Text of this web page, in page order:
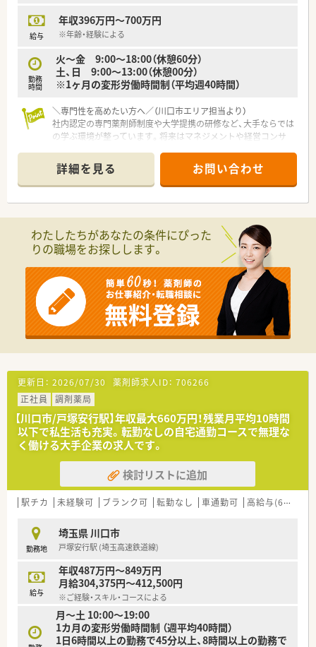
給与
年収396万円～700万円
※年齢・経験による
勤務
時間
火～金 9:00～18:00（休憩60分）
土、日 9:00～13:00（休憩00分）
※1ヶ月の変形労働時間制（平均週40時間）
＼専門性を高めたい方へ／（川口市エリア担当より）
社内認定の専門薬剤師制度や大学提携の研修など、大手ならでは
の学ぶ環境が整っています。将来はマネジメントや経営コンサ
＊------------------------------------------＊
【店舗情報と応需状況について】
■川口駅から徒歩7分の好立地で、泌尿器科や消化器科、胃腸内
科など多岐にわたる処方箋を応需している薬局です。
り、人員に厚みを持たせて無理のない運営を行っています。
■内視鏡クリニックや泌尿器科クリニックの門前に位置してお
り、専門性の高い疾患についても深く学ぶことができます。
【法人特徴について】
■全国に展開する大手チェーンであり、医療機関の開業支援から
経営コンサルまで手掛ける医療の総合企業が母体です。
■医薬連携を重視しており、医師との良好な関係性を築きながら
積極的にコミュニケーションを図る風土が根付いています。
■健康サポート薬局の届出数でも全国トップクラスを誇り、予防
医療や健康増進にも注力している先見性のある法人です。
【想定される業務内容】
■主に泌尿器科や消化器科の処方箋に基づいた調剤業務や監査、
患者様への丁寧な服薬指導を担当していただきます。
■全店舗にピッキングサポートシステムが導入されているため、
過誤を防止しつつ安全かつ迅速に業務を進められます。
■将来はかかりつけ薬剤師として患者様の健康維持に深く関わ
るほか、在宅医療への取り組みにも携わるチャンスがあります。
【職場環境と雰囲気】
■大手ならではの組織力がありつつも、店舗内はスタッフ同士の
連携がスムーズで、風通しの良い雰囲気が保たれています。
り、薬剤師の心理的負担を軽減する環境作りが進んでいます。
■入社時から有給休暇が付与されるため、中途入社の方でも遠慮
することなく休暇を取得できる優しい文化があります。
詳細を見る お問い合わせ
わたしたちがあなたの条件にぴった
りの職場をお探しします。
更新日： 2026/07/30 薬剤師求人ID： 706266
正社員
調剤薬局
【川口市/戸塚安行駅】年収最大660万円！残業月平均10時間
以下で私生活も充実。転勤なしの自宅通勤コースで無理な
く働ける大手企業の求人です。
検討リストに追加
駅チカ 未経験可 ブランク可 転勤なし 車通勤可 高給与(600万円以上)
勤務地
埼玉県 川口市
戸塚安行駅 (埼玉高速鉄道線)
給与
年収487万円～849万円
月給304,375円～412,500円
※ご経験・スキル・コースによる
月～土 10:00～19:00
1カ月の変形労働時間制 （週平均40時間）
1日6時間以上の勤務で45分以上、8時間以上の勤務で